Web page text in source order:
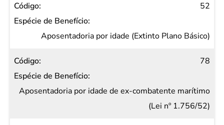
52
Aposentadoria por idade (Extinto Plano Básico)
78
Aposentadoria por idade de ex-combatente marítimo
(Lei nº 1.756/52)